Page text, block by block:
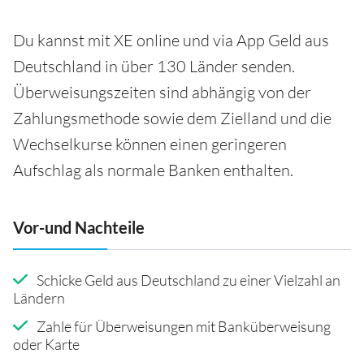
Du kannst mit XE online und via App Geld aus
Deutschland in über 130 Länder senden.
Überweisungszeiten sind abhängig von der
Zahlungsmethode sowie dem Zielland und die
Wechselkurse können einen geringeren
Aufschlag als normale Banken enthalten.
Vor-und Nachteile
Schicke Geld aus Deutschland zu einer Vielzahl an
Ländern
Zahle für Überweisungen mit Banküberweisung
oder Karte